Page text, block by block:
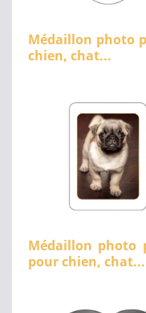
Médaillon photo
chien, chat...
Médaillon photo
pour chien, chat...